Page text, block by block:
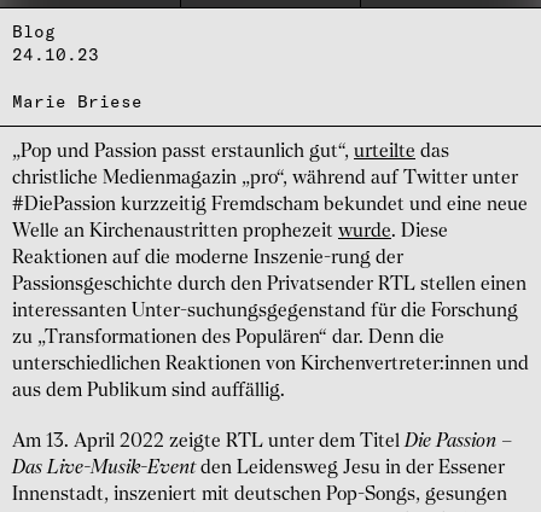
Blog
24.10.23
Marie Briese
„Pop und Passion passt erstaunlich gut“, urteilte das
christliche Medienmagazin „pro“, während auf Twitter unter
#DiePassion kurzzeitig Fremdscham bekundet und eine neue
Welle an Kirchenaustritten prophezeit wurde. Diese
Reaktionen auf die moderne Inszenie-rung der
Passionsgeschichte durch den Privatsender RTL stellen einen
interessanten Unter-suchungsgegenstand für die Forschung
zu „Transformationen des Populären“ dar. Denn die
unterschiedlichen Reaktionen von Kirchenvertreter:innen und
aus dem Publikum sind auffällig.
Am 13. April 2022 zeigte RTL unter dem TitelDie Passion –
Das Live-Musik-Eventden Leidensweg Jesu in der Essener
Innenstadt, inszeniert mit deutschen Pop-Songs, gesungen